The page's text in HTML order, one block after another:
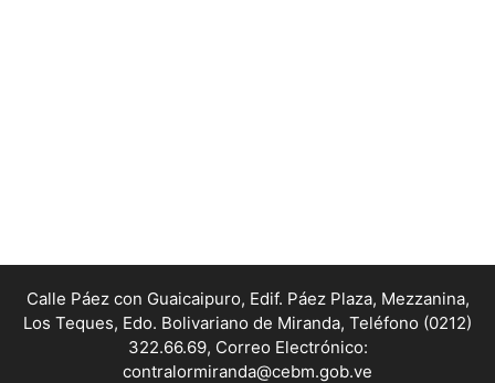
Calle Páez con Guaicaipuro, Edif. Páez Plaza, Mezzanina,
Los Teques, Edo. Bolivariano de Miranda, Teléfono (0212)
322.66.69, Correo Electrónico:
contralormiranda@cebm.gob.ve